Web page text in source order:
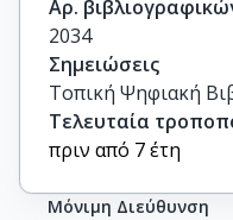
Αρ.
2034
Σημειώσεις
Τοπική Ψηφιακή
Τελευταία
πριν από 7 έτη
Μόνιμη Διεύθυνση